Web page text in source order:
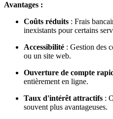
Avantages :
Coûts réduits : Frais
inexistants pour certains
Accessibilité : Gestion des
ou un site web.
Ouverture de compte
entièrement en ligne.
Taux d'intérêt attractifs :
souvent plus avantageuses.